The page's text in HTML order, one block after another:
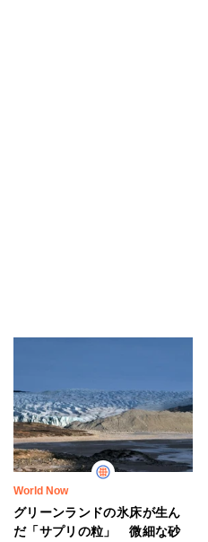
World Now
グリーンランドの氷床が生ん
だ「サプリの粒」 微細な砂